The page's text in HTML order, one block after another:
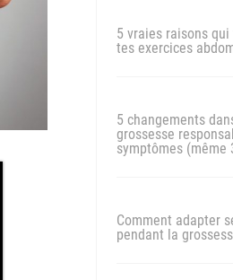
5 vraies raisons
tes exercices
5 changements
grossesse
symptômes (même
Comment adapter
pendant la